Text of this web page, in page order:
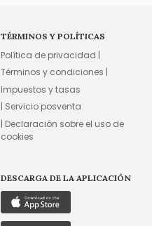
TÉRMINOS Y POLÍTICAS
Política de privacidad |
Términos y condiciones |
Impuestos y tasas
| Servicio posventa
| Declaración sobre el uso de
cookies
DESCARGA DE LA APLICACIÓN